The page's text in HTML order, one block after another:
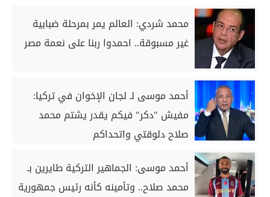
محمد شردي: العالم يمر بمرحلة ضبابية
غير مسبوقة.. احمدوا ربنا على نعمة مصر
أحمد موسى لـ لجان الإخوان في تركيا:
مفيش "دكر" فيكم يقدر يشتم محمد
صلاح دلوقتي واتحداكم
أحمد موسى: الجماهير التركية طايرين بـ
محمد صلاح.. وتأمينه كأنه رئيس جمهورية